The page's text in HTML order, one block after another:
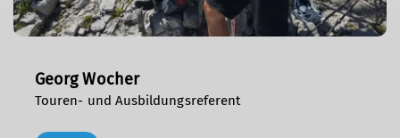
Georg Wocher
Touren- und Ausbildungsreferent